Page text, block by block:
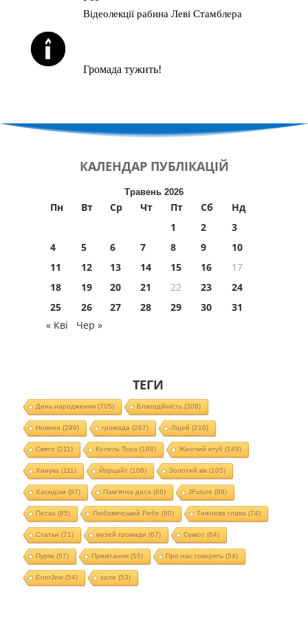
Відеолекції рабина Леві Стамблера
Громада тужить!
КАЛЕНДАР ПУБЛІКАЦІЙ
Травень 2026
Пн Вт Ср Чт Пт Сб
Нд
1
2
3
4
5 6 7 8 9
10
11
12 13 14 15 16
17
18
19 20 21 22 23
24
25
26 27 28 29 30
31
« Кві
Чер »
ТЕГИ
День народження(705) Благодійність(308)
Новини (299) громада (267) Ліцей (216)
Свято (211) Колель Тора (188) Жіночий клуб (149)
Ханука (111) Йорцайт (108) Золотий вік(105)
Хасидізм (97) Пам'ятна дата (88) JFuture (88)
Песах(85) Любавичський Ребе (80) Тижнева глава (74)
Статьи (71) музей громади (67) Суккот (64)
Пурім (57) Привітання(55) Про нас говорять(54)
EnerJew(54) хали (53)